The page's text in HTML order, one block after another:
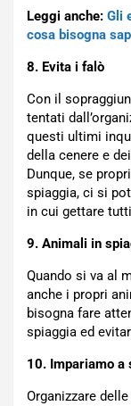
Leggi anche: Gli
cosa bisogna
8. Evita i falò
Con il
tentati
questi ultimi
della cenere e
Dunque, se
spiaggia, ci si
in cui gettare
9. Animali in
Quando si va al
anche i propri
bisogna fare
spiaggia ed
10. Impariamo a
Organizzare